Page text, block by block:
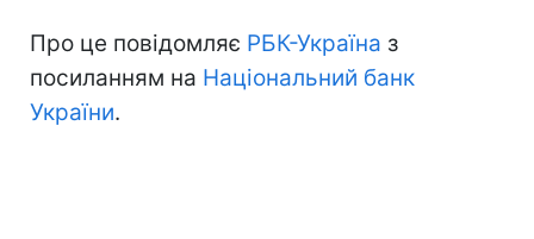
Про це повідомляє РБК-Україна з
посиланням на Національний банк
України.